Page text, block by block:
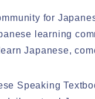
for
learning
Japanese,
Speaking